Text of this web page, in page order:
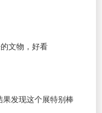
文物，好看
发现这个展特别棒